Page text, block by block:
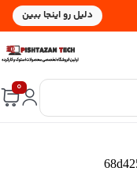
دلیل رو اینجا ببین
0